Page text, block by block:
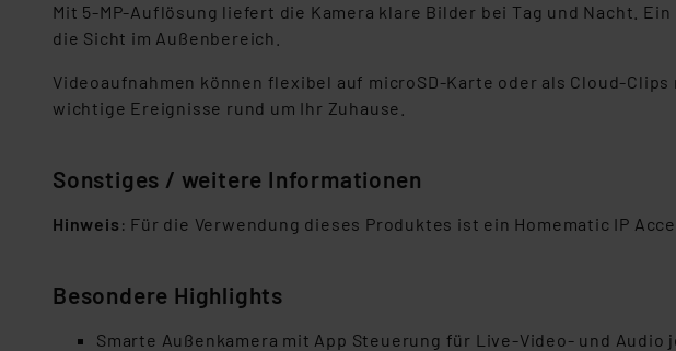
Mit 5-MP-Auflösung liefert die Kamera klare Bilder bei Tag und Nacht.
die Sicht im Außenbereich.
Videoaufnahmen können flexibel auf microSD-Karte oder als Cloud-
wichtige Ereignisse rund um Ihr Zuhause.
Sonstiges / weitere Informationen
Hinweis : Für die Verwendung dieses Produktes ist ein Homematic IP
Besondere Highlights
Smarte Außenkamera mit App Steuerung für Live-Video- und Audio